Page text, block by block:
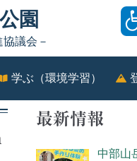
園
議会－
学ぶ（環境学習）
最新情報
中部山